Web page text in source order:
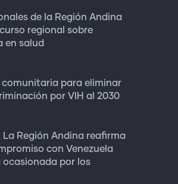
de la Región Andina
regional sobre
en salud
comunitaria para eliminar
por VIH al 2030
La Región Andina reafirma
con Venezuela
por los